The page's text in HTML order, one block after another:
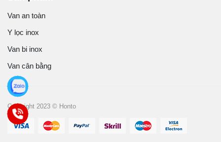
Van an toàn
Y lọc inox
Van bi inox
Van cân bằng
Copyright 2023 © Honto